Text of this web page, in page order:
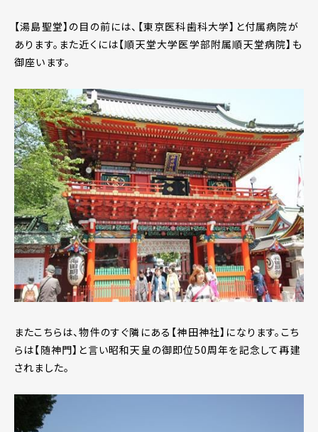
【湯島聖堂】の目の前には、【東京医科歯科大学】と付属病院が
あります。また近くには【順天堂大学医学部附属順天堂病院】も
御座います。
またこちらは、物件のすぐ隣にある【神田神社】になります。こち
らは【随神門】と言い昭和天皇の御即位50周年を記念して再建
されました。